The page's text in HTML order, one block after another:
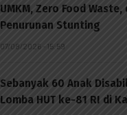
UMKM, Zero Food Waste,
Penurunan Stunting
07/08/2026 - 15:59
Sebanyak 60 Anak
Lomba HUT ke-81 RI di